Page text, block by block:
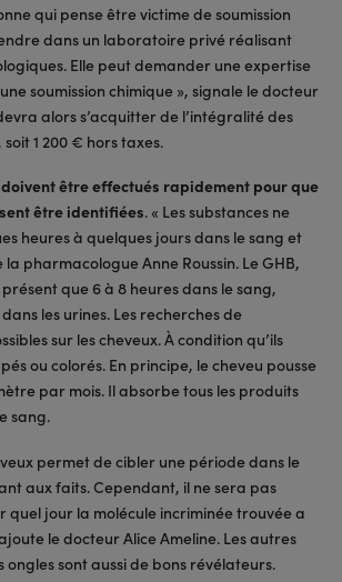
qui pense être victime de soumission
dans un laboratoire privé réalisant
Elle peut demander une expertise
soumission chimique », signale le docteur
alors s’acquitter de l’intégralité des
1 200 € hors taxes.
être effectués rapidement pour que
être identifiées. « Les substances ne
heures à quelques jours dans le sang et
la pharmacologue Anne Roussin. Le GHB,
que 6 à 8 heures dans le sang,
les urines. Les recherches de
sur les cheveux. À condition qu’ils
ou colorés. En principe, le cheveu pousse
par mois. Il absorbe tous les produits
sang.
permet de cibler une période dans le
aux faits. Cependant, il ne sera pas
quel jour la molécule incriminée trouvée a
le docteur Alice Ameline. Les autres
ongles sont aussi de bons révélateurs.